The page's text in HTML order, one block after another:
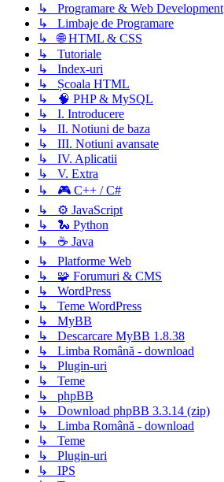
↳ Programare & Web Development
↳ Limbaje de Programare
↳ 🌐 HTML & CSS
↳ Tutoriale
↳ Index-uri
↳ Școala HTML
↳ 🧠 PHP & MySQL
↳ I. Introducere
↳ II. Notiuni de baza
↳ III. Notiuni avansate
↳ IV. Aplicatii
↳ V. Extra
↳ 🎮 C++ / C#
↳ ⚙️ JavaScript
↳ 🐍 Python
↳ ☕ Java
↳ Platforme Web
↳ 🧩 Forumuri & CMS
↳ WordPress
↳ Teme WordPress
↳ MyBB
↳ Descarcare MyBB 1.8.38
↳ Limba Română - download
↳ Plugin-uri
↳ Teme
↳ phpBB
↳ Download phpBB 3.3.14 (zip)
↳ Limba Română - download
↳ Teme
↳ Plugin-uri
↳ IPS